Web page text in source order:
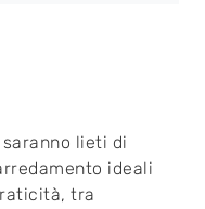
lieti di
ideali
tra